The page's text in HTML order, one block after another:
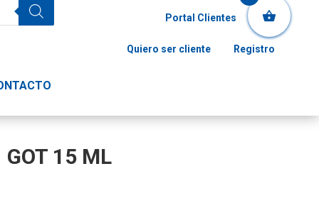
Portal Clientes
Quiero ser cliente Registro
GOT 15 ML